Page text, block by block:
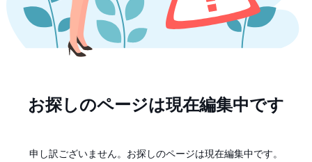
お探しのページは現在編集中です
申し訳ございません。お探しのページは現在編集中です。